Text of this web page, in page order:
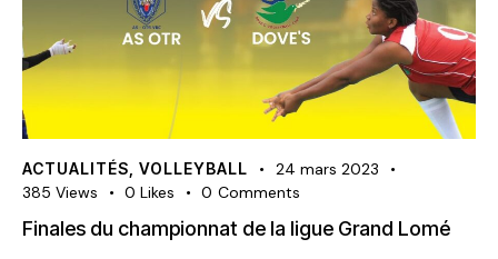
ACTUALITÉS VOLLEYBALL
24 mars 2023
385 Views 0 Likes 0 Comments
Finales du championnat de la ligue Grand Lomé